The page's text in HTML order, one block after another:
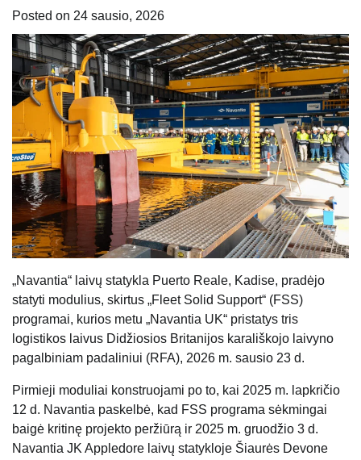
Posted on 24 sausio, 2026
„Navantia“ laivų statykla Puerto Reale, Kadise, pradėjo
statyti modulius, skirtus „Fleet Solid Support“ (FSS)
programai, kurios metu „Navantia UK“ pristatys tris
logistikos laivus Didžiosios Britanijos karališkojo laivyno
pagalbiniam padaliniui (RFA), 2026 m. sausio 23 d.
Pirmieji moduliai konstruojami po to, kai 2025 m. lapkričio
12 d. Navantia paskelbė, kad FSS programa sėkmingai
baigė kritinę projekto peržiūrą ir 2025 m. gruodžio 3 d.
Navantia JK Appledore laivų statykloje Šiaurės Devone